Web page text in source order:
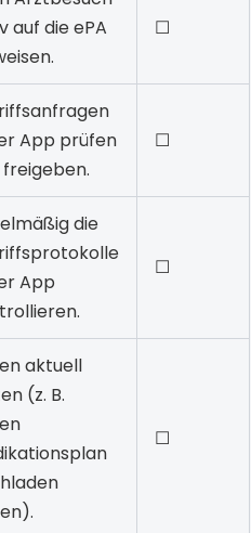
auf die ePA
☐
App prüfen
☐
die
App
☐
aktuell
(z. B.
☐